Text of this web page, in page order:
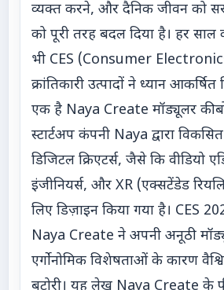
व्यक्त करने, और दैनिक जीवन को
को पूरी तरह बदल दिया है। हर
भी CES (Consumer
क्रांतिकारी उत्पादों ने ध्यान
एक है Naya Create मॉड्यूलर
स्टार्टअप कंपनी Naya द्वारा
डिजिटल क्रिएटर्स, जैसे कि वीडियो
इंजीनियर्स, और XR (एक्सटेंडेड
लिए डिज़ाइन किया गया है। CES
Naya Create ने अपनी अनूठी
एर्गोनोमिक विशेषताओं के कारण